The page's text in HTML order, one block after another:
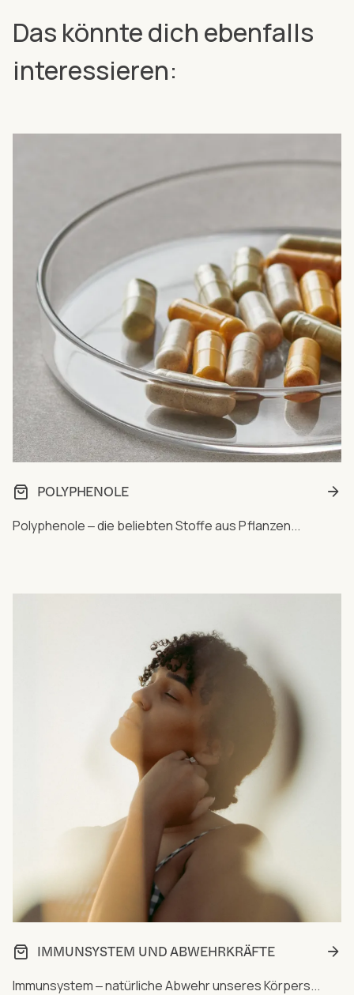
Das könnte dich ebenfalls
interessieren:
POLYPHENOLE
Polyphenole ‒ die beliebten Stoffe aus Pflanzen...
IMMUNSYSTEM UND ABWEHRKRÄFTE
Immunsystem ‒ natürliche Abwehr unseres Körpers...